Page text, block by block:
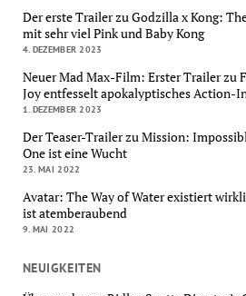
Der erste Trailer zu Godzilla x Kong:
mit sehr viel Pink und Baby Kong
4. DEZEMBER 2023
Neuer Mad Max-Film: Erster Trailer zu
Joy entfesselt apokalyptisches Action-
1. DEZEMBER 2023
Der Teaser-Trailer zu Mission:
One ist eine Wucht
23. MAI 2022
Avatar: The Way of Water existiert
ist atemberaubend
9. MAI 2022
NEUIGKEITEN